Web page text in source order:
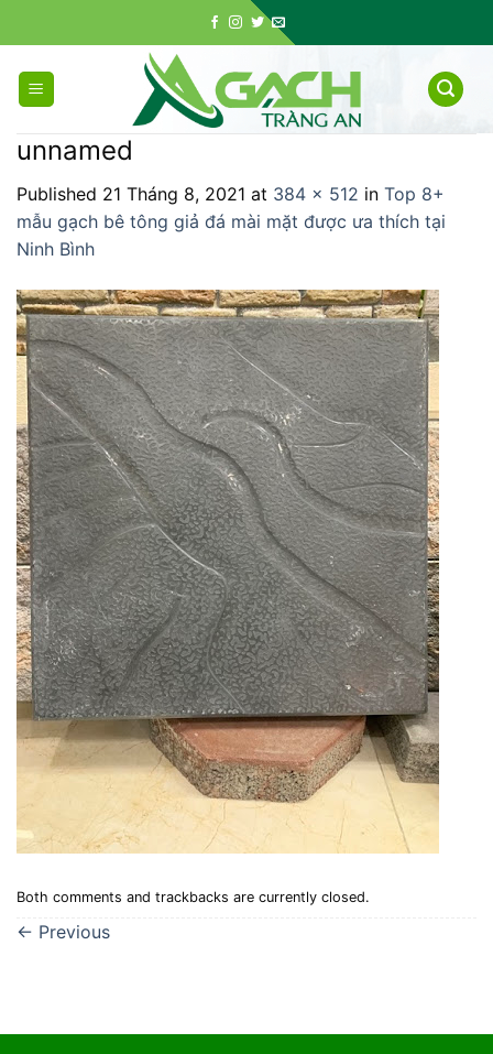
to
content
unnamed
Published 21 Tháng 8, 2021 at 384 × 512 in Top 8+
mẫu gạch bê tông giả đá mài mặt được ưa thích tại
Ninh Bình
Both comments and trackbacks are currently closed.
← Previous